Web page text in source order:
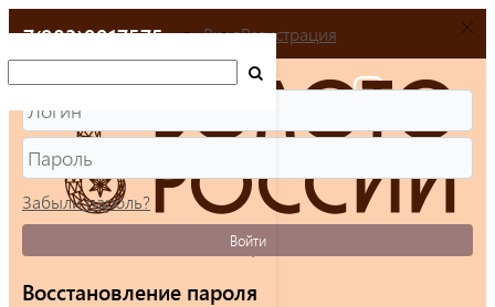
+7(903)9917575 ВходРегистрация
Забыли пароль?
Войти
Восстановление пароля